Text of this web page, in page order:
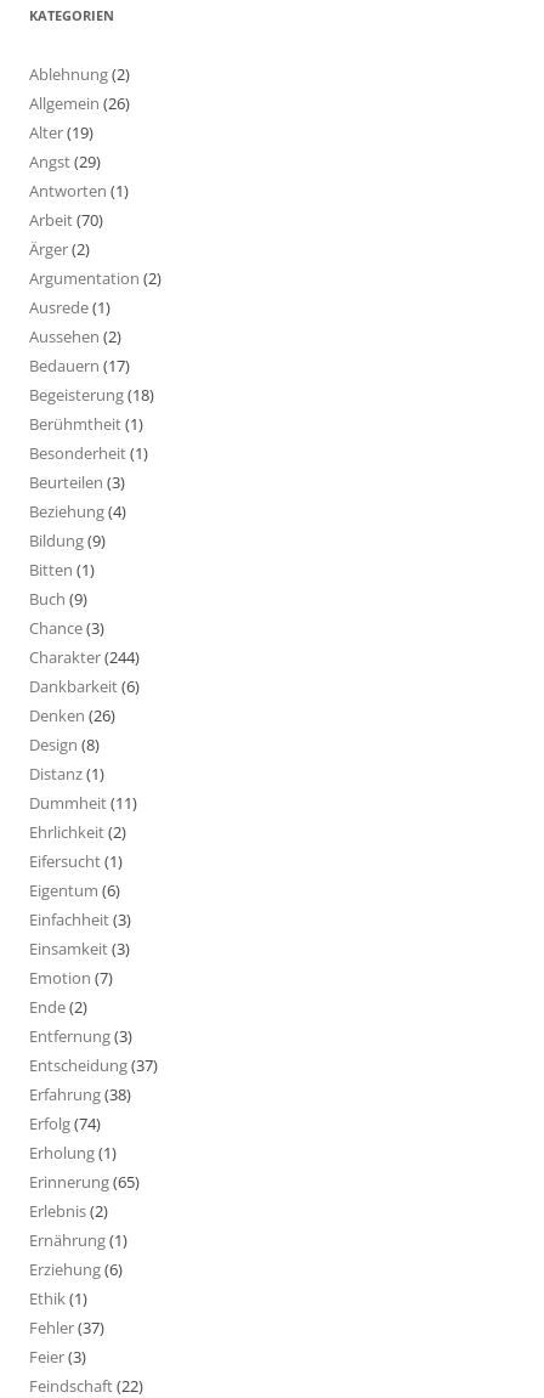
KATEGORIEN
Ablehnung(2)
Allgemein (26)
Alter(19)
Angst(29)
Antworten (1)
Arbeit(70)
Ärger(2)
Argumentation (2)
Ausrede(1)
Aussehen (2)
Bedauern (17)
Begeisterung(18)
Berühmtheit(1)
Besonderheit(1)
Beurteilen (3)
Beziehung(4)
Bildung(9)
Bitten (1)
Buch (9)
Chance(3)
Charakter(244)
Dankbarkeit(6)
Denken (26)
Design (8)
Distanz(1)
Dummheit(11)
Ehrlichkeit(2)
Eifersucht(1)
Eigentum (6)
Einfachheit(3)
Einsamkeit(3)
Emotion (7)
Ende(2)
Entfernung(3)
Entscheidung(37)
Erfahrung(38)
Erfolg(74)
Erholung(1)
Erinnerung(65)
Erlebnis(2)
Ernährung(1)
Erziehung(6)
Ethik(1)
Fehler(37)
Feier(3)
Feindschaft(22)